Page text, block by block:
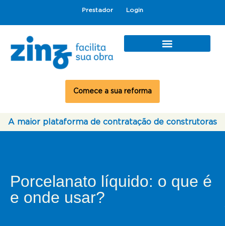
Prestador Login
Comece a sua reforma
A maior plataforma de contratação de construtoras
Porcelanato líquido: o que é
e onde usar?